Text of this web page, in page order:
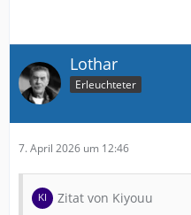
Lothar
Erleuchteter
7. April 2026 um 12:46
Zitat von Kiyouu